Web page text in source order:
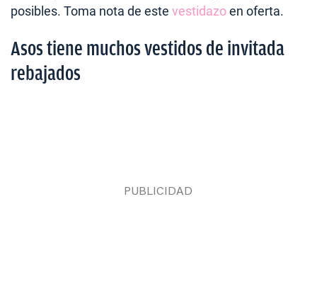
posibles. Toma nota de este vestidazoen oferta.
Asos tiene muchos vestidos de invitada
rebajados